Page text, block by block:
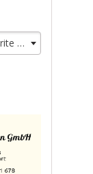
-- Odaberite stanicu--